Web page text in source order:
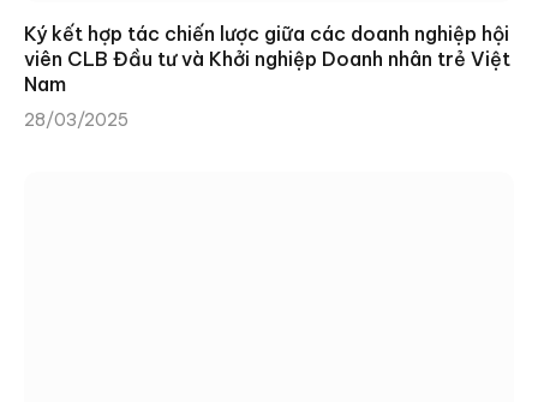
Ký kết hợp tác chiến lược giữa các doanh nghiệp hội
viên CLB Đầu tư và Khởi nghiệp Doanh nhân trẻ Việt
Nam
28/03/2025